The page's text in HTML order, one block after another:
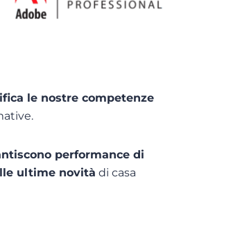
le nostre competenze
performance di
ultime novità di casa